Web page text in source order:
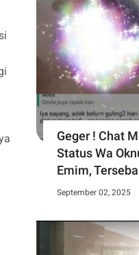
Geger ! Chat
Status Wa
Emim,
September 02, 2025